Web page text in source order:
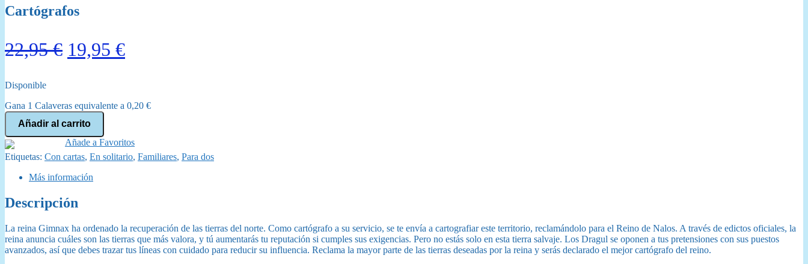
Cartógrafos
22,95€ El
era:
22,95 €.
19,95 €El
es:
19,95 €.
Disponible
Gana 1 Calaveras equivalente a 0,20 €
Cartógrafos
cantidad
Añadir al carrito
Añade a Favoritos
Etiquetas: Con cartas, En solitario, Familiares, Para dos
Más información
Descripción
La reina Gimnax ha ordenado la recuperación de las tierras del norte. Como cartógrafo a su servicio, se te envía a cartografiar este territorio, reclamándolo para el Reino de Nalos. A través de edictos oficiales, la
reina anuncia cuáles son las tierras que más valora, y tú aumentarás tu reputación si cumples sus exigencias. Pero no estás solo en esta tierra salvaje. Los Dragul se oponen a tus pretensiones con sus puestos
avanzados, así que debes trazar tus líneas con cuidado para reducir su influencia. Reclama la mayor parte de las tierras deseadas por la reina y serás declarado el mejor cartógrafo del reino.